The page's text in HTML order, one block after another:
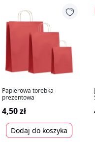
Papierowa torebka
prezentowa
4,50 zł
Dodaj do koszyka